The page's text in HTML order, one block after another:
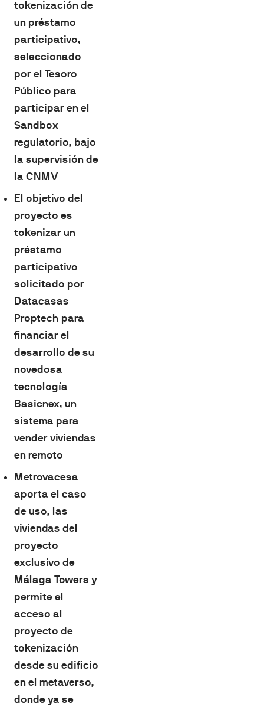
tokenización de
un préstamo
participativo,
seleccionado
por el Tesoro
Público para
participar en el
Sandbox
regulatorio, bajo
la supervisión de
la CNMV
El objetivo del
proyecto es
tokenizar un
préstamo
participativo
solicitado por
Datacasas
Proptech para
financiar el
desarrollo de su
novedosa
tecnología
Basicnex, un
sistema para
vender viviendas
en remoto
Metrovacesa
aporta el caso
de uso, las
viviendas del
proyecto
exclusivo de
Málaga Towers y
permite el
acceso al
proyecto de
tokenización
desde su edificio
en el metaverso,
donde ya se